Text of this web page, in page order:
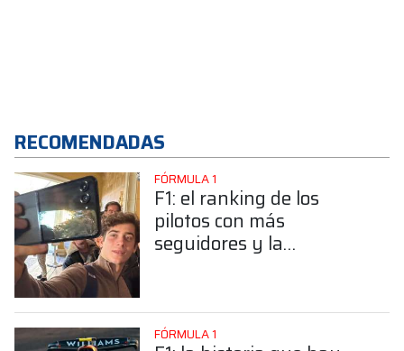
RECOMENDADAS
FÓRMULA 1
F1: el ranking de los
pilotos con más
seguidores y la
FÓRMULA 1